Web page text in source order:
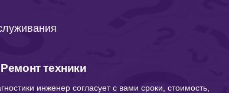
техники
инженер согласует с вами сроки, стоимость,